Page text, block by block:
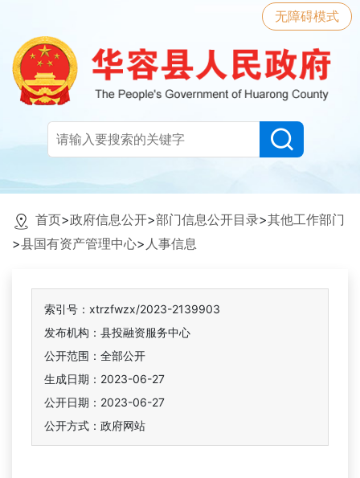
无障碍模式
首页>政府信息公开>部门信息公开目录>其他工作部门
>县国有资产管理中心> 人事信息
索引号：xtrzfwzx/2023-2139903
发布机构：县投融资服务中心
公开范围：全部公开
生成日期：2023-06-27
公开日期：2023-06-27
公开方式：政府网站